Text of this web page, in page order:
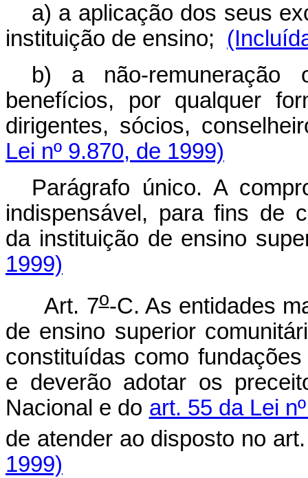
a) a aplicação dos seus
instituição de ensino;
b) a não-remuneração
benefícios, por qualquer
dirigentes, sócios,
Lei nº 9.870, de 1999)
Parágrafo único. A
indispensável, para fins de
da instituição de ensino
1999)
Art. 7o-C. As entidades
de ensino superior
constituídas como
e deverão adotar os
Nacional e do art. 55 da Lei
de atender ao disposto no
1999)